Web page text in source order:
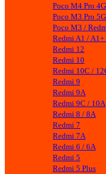
Poco M4 Pro 4G
Poco M3 Pro
Poco M3 /
Redmi A1 / A1+
Redmi 12
Redmi 10
Redmi 10C /
Redmi 9
Redmi 9A
Redmi 9C / 10A
Redmi 8 / 8A
Redmi 7
Redmi 7A
Redmi 6 / 6A
Redmi 5
Redmi 5 Plus